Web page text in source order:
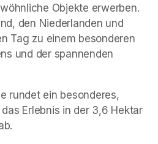
Objekte erwerben.
den Niederlanden und
Tag zu einem besonderen
und der spannenden
rundet ein besonderes,
Erlebnis in der 3,6 Hektar